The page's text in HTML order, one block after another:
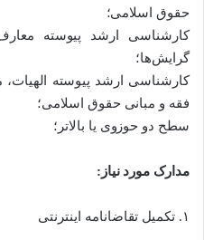
حقوق اسلامی؛
کارشناسی ارشد پیوسته
گرایش‌ها؛
کارشناسی ارشد پیوسته
فقه و مبانی حقوق اسلامی؛
سطح دو حوزوی یا بالاتر؛
مدارک مورد نیاز:
۱. تکمیل تقاضانامه اینترنتی